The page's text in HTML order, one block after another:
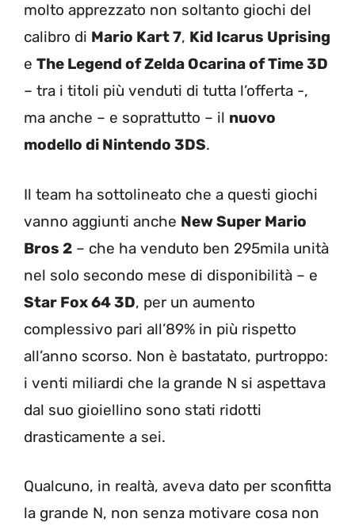
molto apprezzato non soltanto giochi del
calibro di Mario Kart 7, Kid Icarus Uprising
e The Legend of Zelda Ocarina of Time 3D
– tra i titoli più venduti di tutta l’offerta -,
ma anche – e soprattutto – il nuovo
modello di Nintendo 3DS.
Il team ha sottolineato che a questi giochi
vanno aggiunti anche New Super Mario
Bros 2 – che ha venduto ben 295mila unità
nel solo secondo mese di disponibilità – e
Star Fox 64 3D, per un aumento
complessivo pari all’89% in più rispetto
all’anno scorso. Non è bastatato, purtroppo:
i venti miliardi che la grande N si aspettava
dal suo gioiellino sono stati ridotti
drasticamente a sei.
Qualcuno, in realtà, aveva dato per sconfitta
la grande N, non senza motivare cosa non